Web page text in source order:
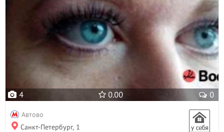
4 0.00 0
Автово
Санкт-Петербург, 1